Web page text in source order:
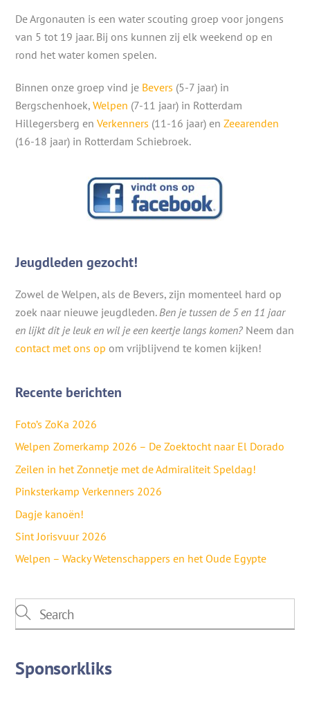
De Argonauten is een water scouting groep voor jongens
van 5 tot 19 jaar. Bij ons kunnen zij elk weekend op en
rond het water komen spelen.
Binnen onze groep vind je Bevers (5-7 jaar) in
Bergschenhoek,Welpen (7-11 jaar) in Rotterdam
Hillegersberg enVerkenners (11-16 jaar) enZeearenden
(16-18 jaar) in Rotterdam Schiebroek.
Jeugdleden gezocht!
Zowel de Welpen, als de Bevers, zijn momenteel hard op
zoek naar nieuwe jeugdleden. Ben je tussen de 5 en 11 jaar
en lijkt dit je leuk en wil je een keertje langs komen? Neem dan
contact met ons op om vrijblijvend te komen kijken!
Recente berichten
Foto’s ZoKa 2026
Welpen Zomerkamp 2026 – De Zoektocht naar El Dorado
Zeilen in het Zonnetje met de Admiraliteit Speldag!
Pinksterkamp Verkenners 2026
Dagje kanoën!
Sint Jorisvuur 2026
Welpen – Wacky Wetenschappers en het Oude Egypte
Sponsorkliks